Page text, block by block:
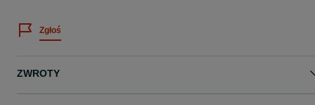
Zgłoś
ZWROTY